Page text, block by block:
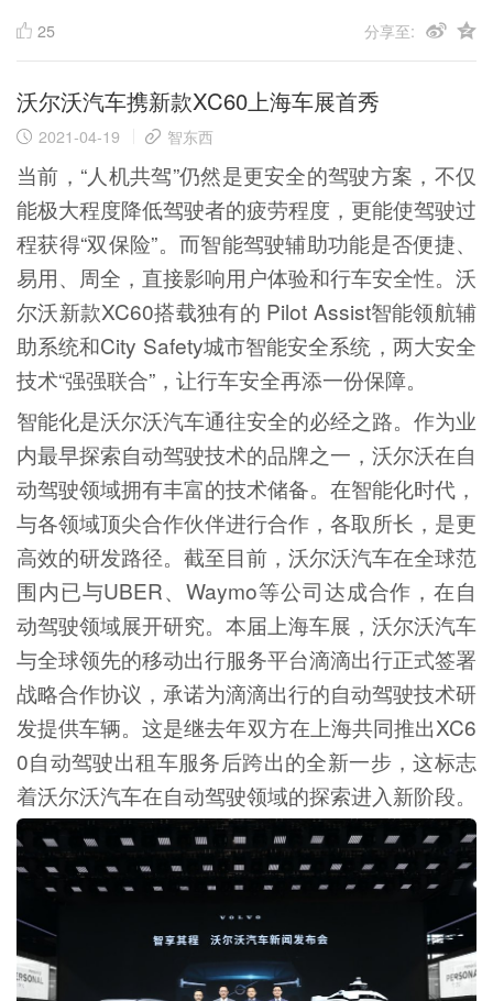
25 分享至:
沃尔沃汽车携新款XC60上海车展首秀
2021-04-19 智东西
当前，“人机共驾”仍然是更安全的驾驶方案，不仅
能极大程度降低驾驶者的疲劳程度，更能使驾驶过
程获得“双保险”。而智能驾驶辅助功能是否便捷、
易用、周全，直接影响用户体验和行车安全性。沃
尔沃新款XC60搭载独有的 Pilot Assist智能领航辅
助系统和City Safety城市智能安全系统，两大安全
技术“强强联合”，让行车安全再添一份保障。
智能化是沃尔沃汽车通往安全的必经之路。作为业
内最早探索自动驾驶技术的品牌之一，沃尔沃在自
动驾驶领域拥有丰富的技术储备。在智能化时代，
与各领域顶尖合作伙伴进行合作，各取所长，是更
高效的研发路径。截至目前，沃尔沃汽车在全球范
围内已与UBER、Waymo等公司达成合作，在自
动驾驶领域展开研究。本届上海车展，沃尔沃汽车
与全球领先的移动出行服务平台滴滴出行正式签署
战略合作协议，承诺为滴滴出行的自动驾驶技术研
发提供车辆。这是继去年双方在上海共同推出XC6
0自动驾驶出租车服务后跨出的全新一步，这标志
着沃尔沃汽车在自动驾驶领域的探索进入新阶段。